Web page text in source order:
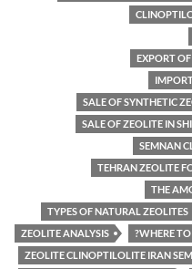
EXPORT
SALE OF SYNTHETIC
SALE OF ZEOLITE IN
SEMNAN
TEHRAN ZEOLITE
THE
TYPES OF NATURAL ZEOLITES
WHERE TO
ZEOLITE ANALYSIS
ZEOLITE CLINOPTILOLITE IRAN